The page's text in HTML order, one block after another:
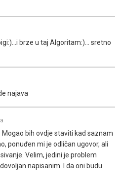
brze u taj Algoritam:)... sretno
najava
bih ovdje staviti kad saznam
ponuđen mi je odličan ugovor, ali
Velim, jedini je problem
napisanim. I da oni budu